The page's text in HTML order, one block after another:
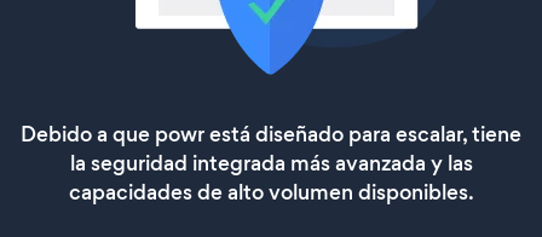
Debido a que powr está diseñado para escalar, tiene
la seguridad integrada más avanzada y las
capacidades de alto volumen disponibles.